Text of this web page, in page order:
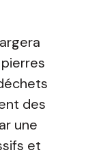
des
une
et